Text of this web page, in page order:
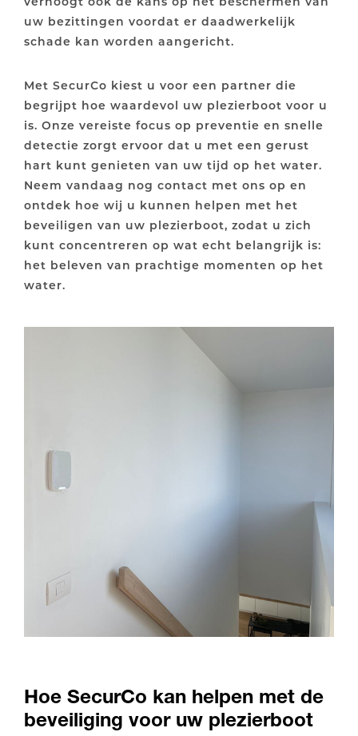
uw bezittingen voordat er daadwerkelijk
schade kan worden aangericht.
Met SecurCo kiest u voor een partner die
begrijpt hoe waardevol uw plezierboot voor u
is. Onze vereiste focus op preventie en snelle
detectie zorgt ervoor dat u met een gerust
hart kunt genieten van uw tijd op het water.
Neem vandaag nog contact met ons op en
ontdek hoe wij u kunnen helpen met het
beveiligen van uw plezierboot, zodat u zich
kunt concentreren op wat echt belangrijk is:
het beleven van prachtige momenten op het
water.
Hoe SecurCo kan helpen met de
beveiliging voor uw plezierboot